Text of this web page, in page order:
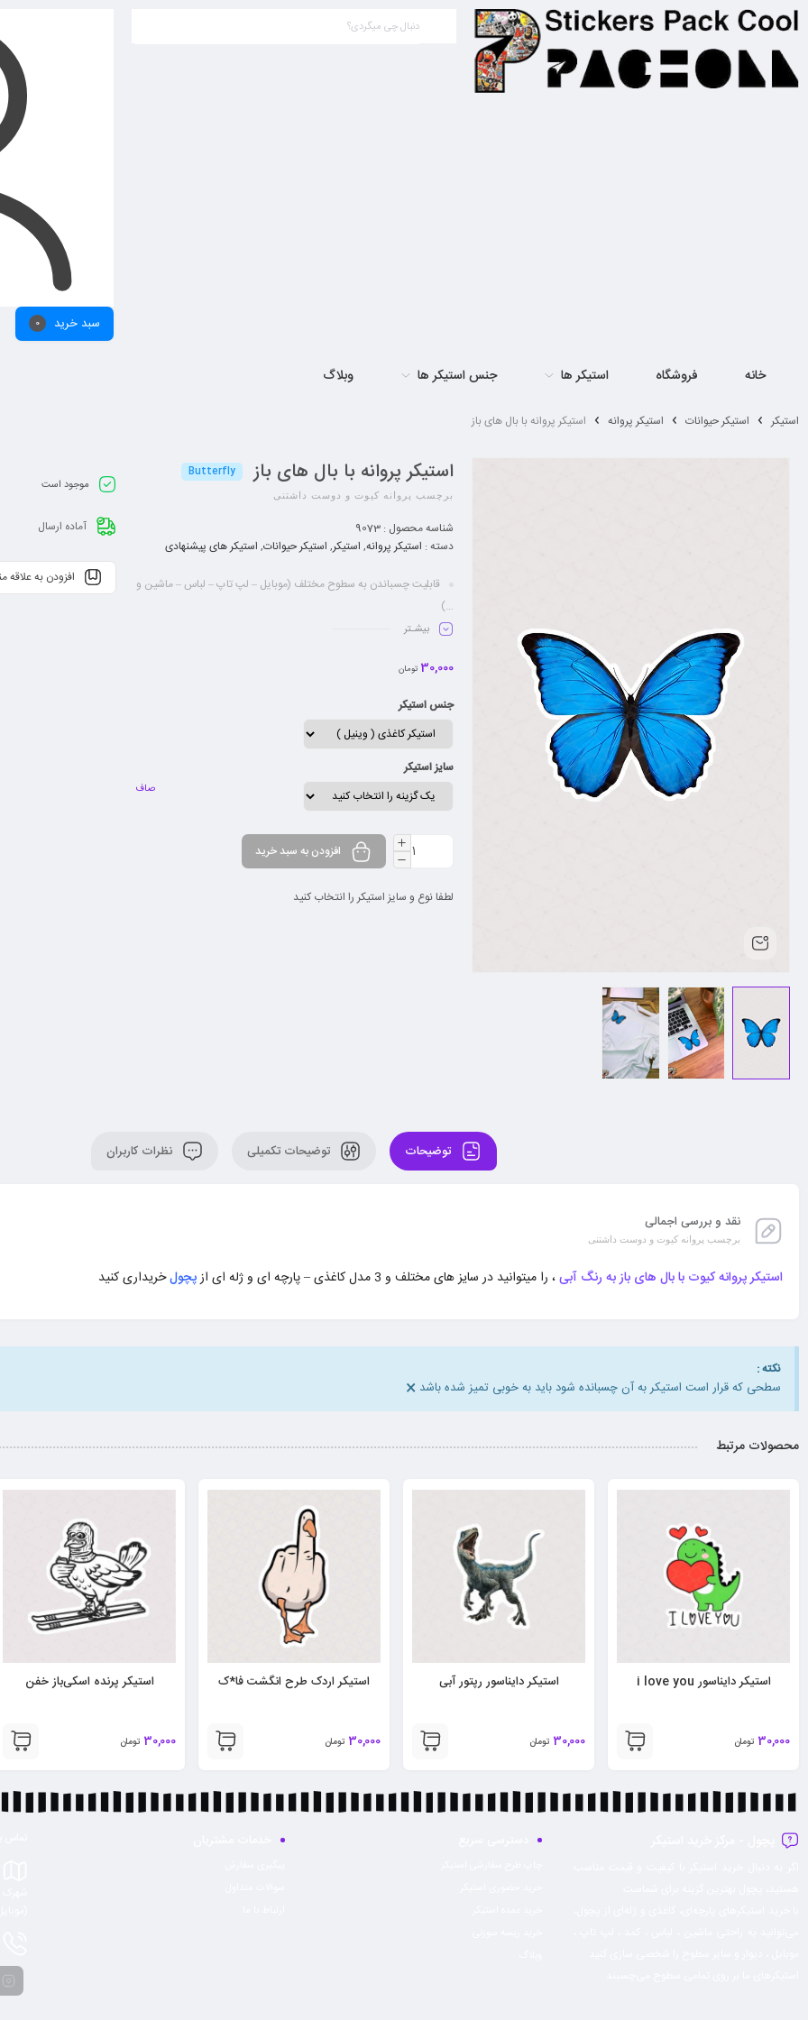
سبد خرید 0
خانه فروشگاه استیکر ها جنس استیکر ها وبلاگ
استیکر
استیکر حیوانات استیکر پروانه استیکر پروانه با بال های باز
استیکر پروانه با بال های باز Butterfly
برچسب پروانه کیوت و دوست داشتنی
شناسه محصول :9073
دسته : استیکر پروانه, استیکر, استیکر حیوانات, استیکر های پیشنهادی
قابلیت چسباندن به سطوح مختلف (موبایل – لپ تاپ – لباس – ماشین و
…)
قابلیت جدا شدن به راحتی و بدون پسماند
روکش لمینت مات و شنی
ماندگاری طولانی مدت
بیشـتر
30,000 تومان
جنس استیکر
سایز استیکر
صاف
افزودن به سبد خرید
لطفا نوع و سایز استیکر را انتخاب کنید
موجود است
آماده ارسال
افزودن به علاقه
توضیحات توضیحات تکمیلی نظرات کاربران
نقد و بررسی اجمالی
برچسب پروانه کیوت و دوست داشتنی
استیکر پروانه کیوت با بال های باز به رنگ آبی، را میتوانید در سایز های مختلف و 3 مدل کاغذی – پارچه ای و ژله ای از پچولخریداری کنید
نکته :
سطحی که قرار است استیکر به آن چسبانده شود باید به خوبی تمیز شده باشد ×
محصولات مرتبط
استیکر دایناسور رپتور آبی
30,000 تومان
استیکر اردک طرح انگشت فا*ک
30,000 تومان
استیکر پرنده اسکی‌باز خفن
30,000 تومان
استیکر نقاشی گاو طرح MEOW
30,000 تومان
بستن